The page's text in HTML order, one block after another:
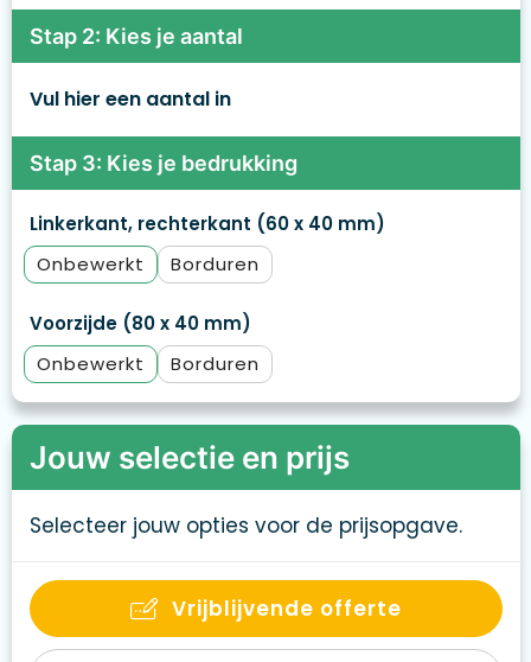
Stap 2: Kies je aantal
Vul hier een aantal in
Stap 3: Kies je bedrukking
Linkerkant, rechterkant (60 x 40 mm)
Onbewerkt
Borduren
Voorzijde (80 x 40 mm)
Onbewerkt
Borduren
Jouw selectie en prijs
Selecteer jouw opties voor de prijsopgave.
Vrijblijvende offerte